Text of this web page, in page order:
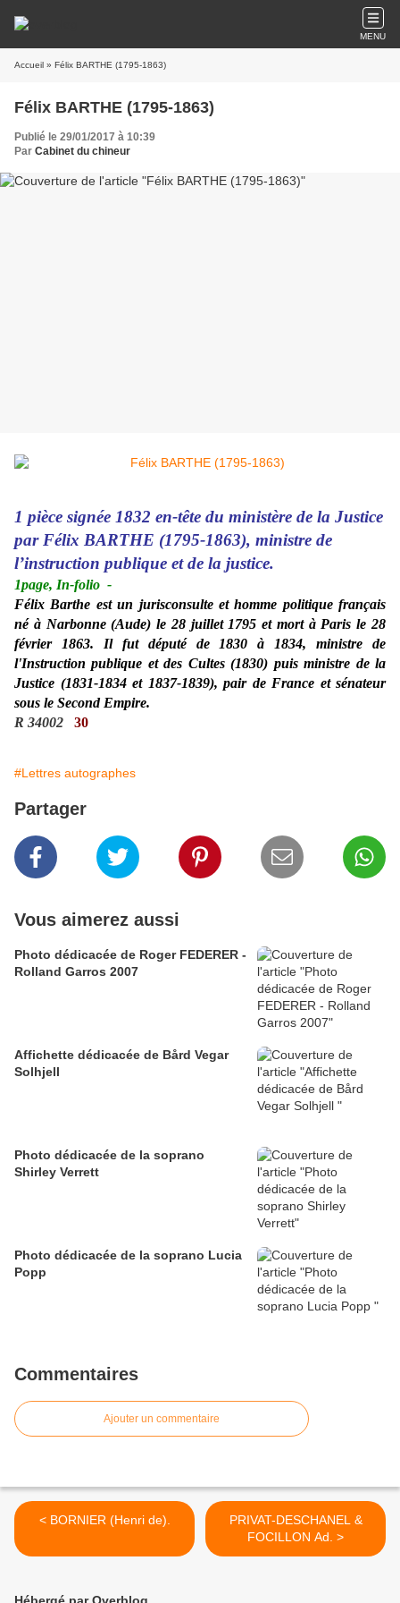
MENU
Accueil » Félix BARTHE (1795-1863)
Félix BARTHE (1795-1863)
Publié le 29/01/2017 à 10:39
Par Cabinet du chineur
1 pièce signée 1832 en-tête du ministère de la Justice
par Félix BARTHE (1795-1863), ministre de
l’instruction publique et de la justice.
1page, In-folio -
Félix Barthe est un jurisconsulte et homme politique français
né à Narbonne (Aude) le 28 juillet 1795 et mort à Paris le 28
février 1863. Il fut député de 1830 à 1834, ministre de
l'Instruction publique et des Cultes (1830) puis ministre de la
Justice (1831-1834 et 1837-1839), pair de France et sénateur
sous le Second Empire.
R 34002
30
#Lettres autographes
Partager
Vous aimerez aussi
Photo dédicacée de Roger FEDERER -
Rolland Garros 2007
Affichette dédicacée de Bård Vegar
Solhjell
Photo dédicacée de la soprano
Shirley Verrett
Photo dédicacée de la soprano Lucia
Popp
Commentaires
Ajouter un commentaire
< BORNIER (Henri de).
PRIVAT-DESCHANEL &
FOCILLON Ad. >